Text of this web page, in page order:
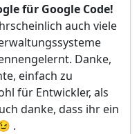
für Google Code!
auch viele
Danke,
einfach zu
für Entwickler, als
danke, dass ihr ein
.